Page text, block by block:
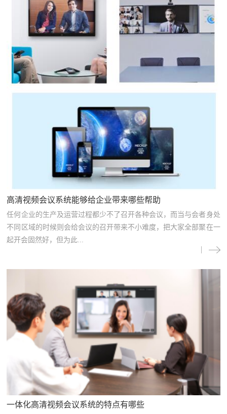
高清视频会议系统能够给企业带来哪些帮助
任何企业的生产及运营过程都少不了召开各种会议，而当与会者身处
不同区域的时候则会给会议的召开带来不小难度，把大家全部聚在一
起开会固然好，但为此...
一体化高清视频会议系统的特点有哪些